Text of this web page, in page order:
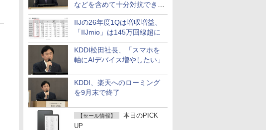
などを含めて十分対抗でき
る」
IIJの26年度1Qは増収増益、
「IIJmio」は145万回線超に
KDDI松田社長、「スマホを
軸にAIデバイス増やしたい」
KDDI、楽天へのローミング
を9月末で終了
【セール情報】
本日のPICK
UP